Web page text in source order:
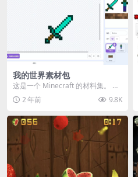
我的世界素材包
这是一个 Minecraft 的材料集。 操
作方法如下： 工具 → 右箭头 怪物...
2 年前 9.8K